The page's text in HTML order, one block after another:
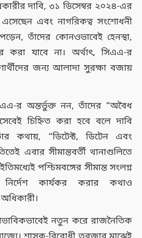
দাবি, ৩১ ডিসেম্বর ২০২৪-এর
এবং নাগরিকত্ব সংশোধনী
তাঁদের কোনওভাবেই হেনস্থা,
করা যাবে না। অর্থাৎ, সিএএ-র
জন্য আলাদা সুরক্ষা বজায়
র অন্তর্ভুক্ত নন, তাঁদের “অবৈধ
চিহ্নিত করা হবে বলে দাবি
কথায়, “ডিটেক্ট, ডিটেন এবং
এবার সীমান্তবর্তী থানাগুলিতে
পশ্চিমবঙ্গের সীমান্ত সংলগ্ন
কার্যকর করার কথাও
নতুন করে রাজনৈতিক